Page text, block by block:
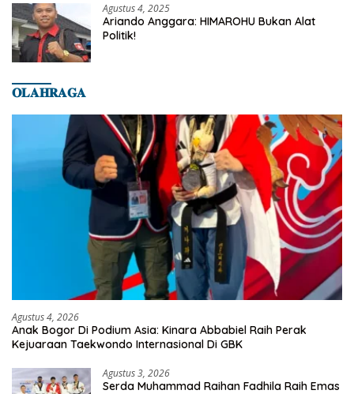
Agustus 4, 2025
Ariando Anggara: HIMAROHU Bukan Alat
Politik!
𝐎𝐋𝐀𝐇𝐑𝐀𝐆𝐀
Agustus 4, 2026
Anak Bogor Di Podium Asia: Kinara Abbabiel Raih Perak
Kejuaraan Taekwondo Internasional Di GBK
Agustus 3, 2026
Serda Muhammad Raihan Fadhila Raih Emas